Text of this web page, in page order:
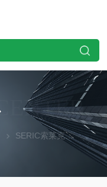
SERIC索莱克 日本